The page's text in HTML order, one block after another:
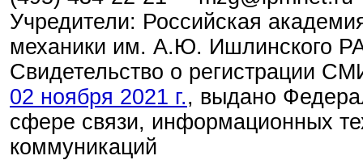
Учредители: Российская
механики им. А.Ю. Ишлинского
Свидетельство о регистрации
02 ноября 2021 г., выдано
сфере связи, информационных
коммуникаций